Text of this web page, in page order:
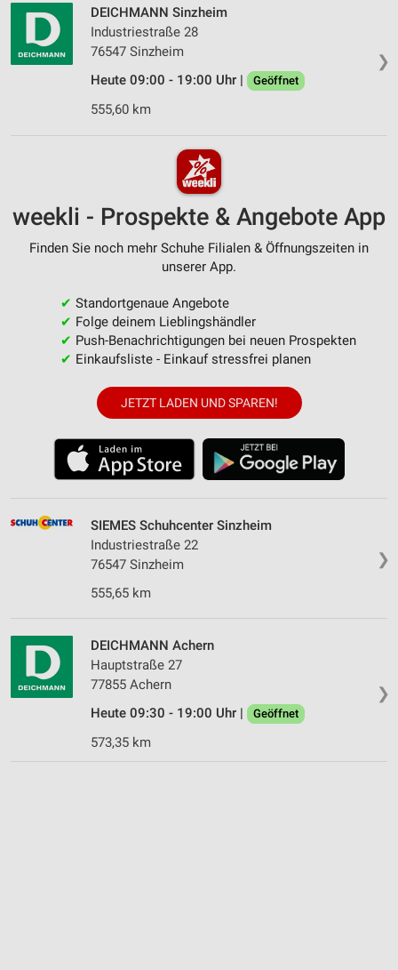
❯
DEICHMANN Sinzheim
Industriestraße 28
76547 Sinzheim
Heute 09:00 - 19:00 Uhr |
Geöffnet
555,60 km
weekli - Prospekte & Angebote App
Finden Sie noch mehr Schuhe Filialen & Öffnungszeiten in
unserer App.
✔ Standortgenaue Angebote
✔ Folge deinem Lieblingshändler
✔ Push-Benachrichtigungen bei neuen Prospekten
✔ Einkaufsliste - Einkauf stressfrei planen
JETZT LADEN UND SPAREN!
❯
SIEMES Schuhcenter Sinzheim
Industriestraße 22
76547 Sinzheim
555,65 km
❯
DEICHMANN Achern
Hauptstraße 27
77855 Achern
Heute 09:30 - 19:00 Uhr |
Geöffnet
573,35 km